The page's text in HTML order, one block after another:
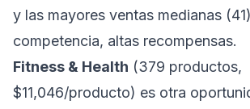
y las mayores ventas medianas
competencia, altas recompensas.
Fitness & Health (379 productos,
$11,046/producto) es otra